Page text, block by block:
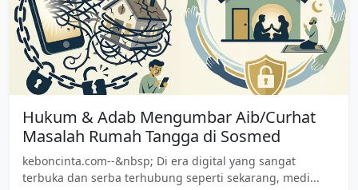
Hukum & Adab Mengumbar Aib/Curhat
Masalah Rumah Tangga di Sosmed
keboncinta.com--&nbsp; Di era digital yang sangat
terbuka dan serba terhubung seperti sekarang, medi...